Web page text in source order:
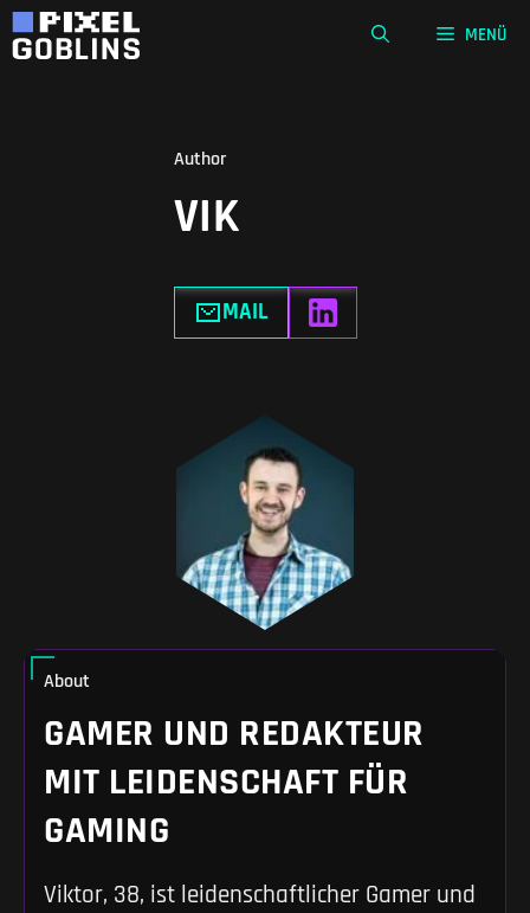
Zum
Inhalt
MENÜ
Author
VIK
MAIL
About
GAMER UND REDAKTEUR
MIT LEIDENSCHAFT FÜR
GAMING
Viktor, 38, ist leidenschaftlicher Gamer und